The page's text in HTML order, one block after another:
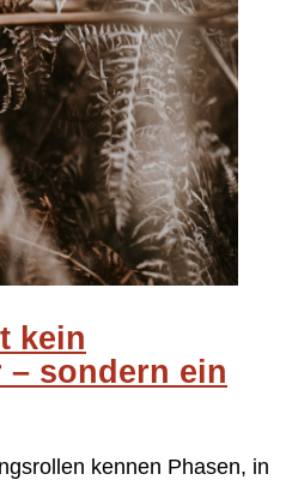
kein
sondern ein
kennen Phasen, in